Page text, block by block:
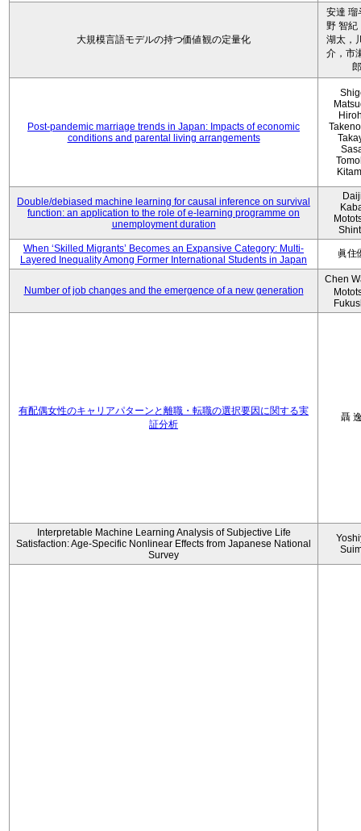
大規模言語モデルの持つ価値観の定量化
安達 瑠
野 智紀
湖太，
介，市
郎
Post-pandemic marriage trends in Japan: Impacts of economic
conditions and parental living arrangements
Double/debiased machine learning for causal inference on survival
function: an application to the role of e-learning programme on
unemployment duration
When ‘Skilled Migrants’ Becomes an Expansive Category: Multi-
Layered Inequality Among Former International Students in Japan
眞住
Number of job changes and the emergence of a new generation
Chen
有配偶女性のキャリアパターンと離職・転職の選択要因に関する実
証分析
聶
Interpretable Machine Learning Analysis of Subjective Life
Satisfaction: Age-Specific Nonlinear Effects from Japanese National
Survey